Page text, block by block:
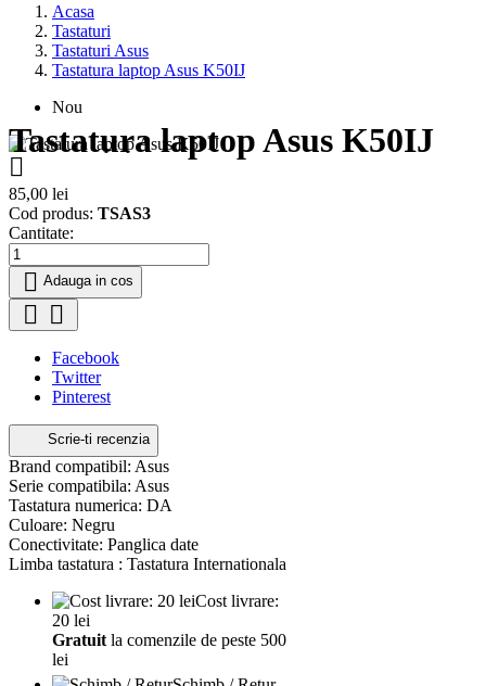
Acasa
Tastaturi
Tastaturi Asus
Tastatura laptop Asus K50IJ
Nou

Tastatura laptop Asus K50IJ
85,00 lei
Cod produs: TSAS3
Cantitate:
 Adauga in cos
 
Facebook
Twitter
Pinterest
Scrie-ti recenzia
Brand compatibil: Asus
Serie compatibila: Asus
Tastatura numerica: DA
Culoare: Negru
Conectivitate: Panglica date
Limba tastatura : Tastatura Internationala
Cost livrare:
20 lei
Gratuit la comenzile de peste 500
lei